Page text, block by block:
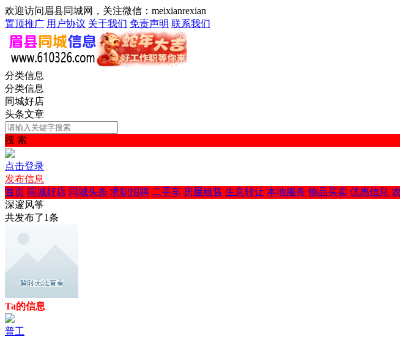
欢迎访问眉县同城网，关注微信：meixianrexian
置顶推广 用户协议 关于我们 免责声明 联系我们
分类信息
分类信息
同城好店
头条文章
搜 索
点击登录
发布信息
首页 同城好店 同城头条 求职招聘 二手车 房屋租售 生意转让 本地服务 物品买卖 优惠信息
深邃风筝
共发布了1条
Ta的信息
普工